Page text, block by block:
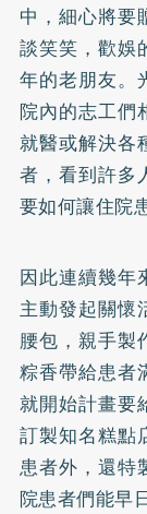
中，細心將要
談笑笑，歡娛
年的老朋友。
院內的志工們
就醫或解決各
者，看到許多
要如何讓住院
因此連續幾年
主動發起關懷
腰包，親手製
粽香帶給患者
就開始計畫要
訂製知名糕點
患者外，還特
院患者們能早